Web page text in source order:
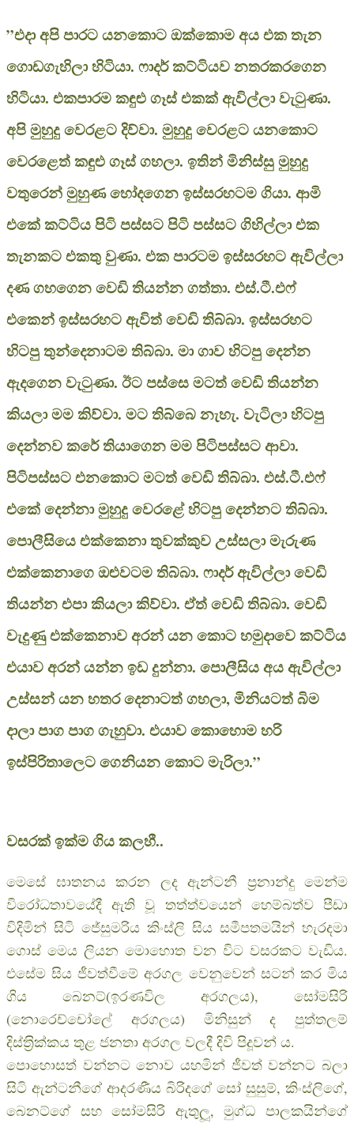
”එදා අපි පාරට යනකොට ඔක්කොම අය එක තැන
ගොඩගැහිලා හිටියා. ෆාදර් කට්ටියව නතරකරගෙන
හිටියා. එකපාරම කඳුළු ගෑස් එකක් ඇවිල්ලා වැටුණා.
අපි මුහුදු වෙරළට දිව්වා. මුහුදු වෙරළට යනකොට
වෙරළෙත් කඳුළු ගෑස් ගහලා. ඉතින් මිනිස්සු මුහුදු
වතුරෙන් මුහුණ හෝදගෙන ඉස්සරහටම ගියා. ආමි
එකේ කට්ටිය පිටි පස්සට පිටි පස්සට ගිහිල්ලා එක
තැනකට එකතු වුණා. එක පාරටම ඉස්සරහට ඇවිල්ලා
දණ ගහගෙන වෙඩි තියන්න ගත්තා. එස්.ටී.එෆ්
එකෙන් ඉස්සරහට ඇවිත් වෙඩි තිබ්බා. ඉස්සරහට
හිටපු තුන්දෙනාටම තිබ්බා. මා ගාව හිටපු දෙන්න
ඇදගෙන වැටුණා. ඊට පස්සෙ මටත් වෙඩි තියන්න
කියලා මම කිව්වා. මට තිබ්බෙ නැහැ. වැටිලා හිටපු
දෙන්නව කරේ තියාගෙන මම පිටිපස්සට ආවා.
පිටිපස්සට එනකොට මටත් වෙඩි තිබ්බා. එස්.ටී.එෆ්
එකේ දෙන්නා මුහුදු වෙරළේ හිටපු දෙන්නට තිබ්බා.
පොලීසියෙ එක්කෙනා තුවක්කුව උස්සලා මැරුණ
එක්කෙනාගෙ ඔළුවටම තිබ්බා. ෆාදර් ඇවිල්ලා වෙඩි
තියන්න එපා කියලා කිව්වා. ඒත් වෙඩි තිබ්බා. වෙඩි
වැදුණු එක්කෙනාව අරන් යන කොට හමුදාවෙ කට්ටිය
එයාව අරන් යන්න ඉඩ දුන්නා. පොලීසිය අය ඇවිල්ලා
උස්සන් යන හතර දෙනාටත් ගහලා, මිනියටත් බිම
දාලා පාග පාග ගැහුවා. එයාව කොහොම හරි
ඉස්පිරිතාලෙට ගෙනියන කොට මැරිලා.”
වසරක් ඉක්ම ගිය කලහී..
මෙසේ ඝාතනය කරන ලද ඇන්ටනී ප‍්‍රනාන්දු මෙන්ම
විරෝධතාවයේදී ඇති වූ තත්ත්වයෙන් හෙම්බත්ව පීඩා
විදිමින් සිටි ජේසුමරිය කිංස්ලි සිය සමීපතමයින් හැරදමා
ගොස් මෙය ලියන මොහොත වන විට වසරකට වැඩිය.
එසේම සිය ජීවත්වීමේ අරගල වෙනුවෙන් සටන් කර මිය
ගිය බෙනට්(ඉරණවිල අරගලය), සෝමසිරි
(නොරෙච්චෝලේ අරගලය) මිනිසුන් ද පුත්තලම්
දිස්ත‍්‍රික්කය තුළ ජනතා අරගල වලදී දිවි පිදූවන් ය.
පොහොසත් වන්නට නොව යහමින් ජීවත් වන්නට බලා
සිටි ඇන්ටනීගේ ආදරණීය බිරිදගේ සෝ සුසුම්, කිංස්ලිගේ,
බෙනට්ගේ සහ සෝමසිරි ඇතුලූ, මුග්ධ පාලකයින්ගේ